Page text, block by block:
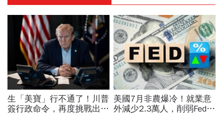
生「美寶」行不通了！川普
簽行政命令，再度挑戰出生
美國7月非農爆冷！就業意
外減少2.3萬人，削弱Fed升